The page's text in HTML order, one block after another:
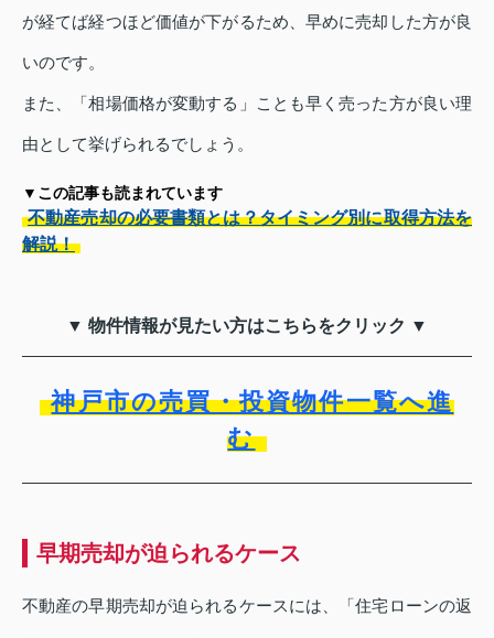
が経てば経つほど価値が下がるため、早めに売却した方が良
いのです。
また、「相場価格が変動する」ことも早く売った方が良い理
由として挙げられるでしょう。
▼この記事も読まれています
不動産売却の必要書類とは？タイミング別に取得方法を
解説！
▼ 物件情報が見たい方はこちらをクリック ▼
神戸市の売買・投資物件一覧へ進
む
早期売却が迫られるケース
不動産の早期売却が迫られるケースには、「住宅ローンの返